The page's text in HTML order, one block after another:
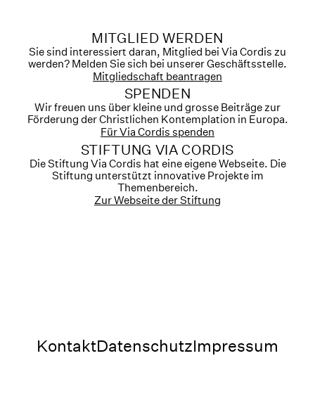
MITGLIED WERDEN
Sie sind interessiert daran, Mitglied bei Via Cordis zu
werden? Melden Sie sich bei unserer Geschäftsstelle.
Mitgliedschaft beantragen
SPENDEN
Wir freuen uns über kleine und grosse Beiträge zur
Förderung der Christlichen Kontemplation in Europa.
Für Via Cordis spenden
STIFTUNG VIA CORDIS
Die Stiftung Via Cordis hat eine eigene Webseite. Die
Stiftung unterstützt innovative Projekte im
Themenbereich.
Zur Webseite der Stiftung
KontaktDatenschutzImpressum